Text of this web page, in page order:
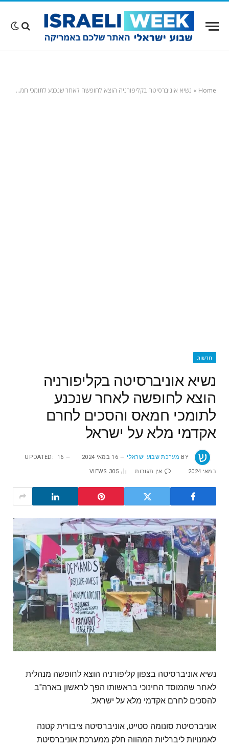
Home
» נשיא אוניברסיטה בקליפורניה הוצא לחופשה לאחר שנכנע לתומכי חמאס והסכים לחרם אקדמי מלא על ישראל
חדשות
נשיא אוניברסיטה בקליפורניה
הוצא לחופשה לאחר שנכנע
לתומכי חמאס והסכים לחרם
אקדמי מלא על ישראל
BY מערכת שבוע ישראלי 16 במאי 2024 UPDATED: 16
במאי 2024 אין תגובות 305
VIEWS
נשיא אוניברסיטה בצפון קליפורניה הוצא לחופשה מנהלית
לאחר שהמוסד החינוכי בראשותו הפך לראשון בארה"ב
להסכים לחרם אקדמי מלא על ישראל.
אוניברסיטת סונומה סטייט, אוניברסיטה ציבורית קטנה
לאמנויות ליברליות המהווה חלק ממערכת אוניברסיטת